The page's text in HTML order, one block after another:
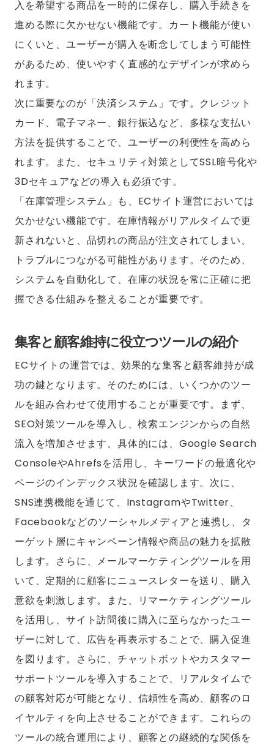
入を希望する商品を一時的に保存し、購入手続きを
進める際に欠かせない機能です。カート機能が使い
にくいと、ユーザーが購入を断念してしまう可能性
があるため、使いやすく直感的なデザインが求めら
れます。
次に重要なのが「決済システム」です。クレジット
カード、電子マネー、銀行振込など、多様な支払い
方法を提供することで、ユーザーの利便性を高めら
れます。また、セキュリティ対策としてSSL暗号化や
3Dセキュアなどの導入も必須です。
「在庫管理システム」も、ECサイト運営においては
欠かせない機能です。在庫情報がリアルタイムで更
新されないと、品切れの商品が注文されてしまい、
トラブルにつながる可能性があります。そのため、
システムを自動化して、在庫の状況を常に正確に把
握できる仕組みを整えることが重要です。
集客と顧客維持に役立つツールの紹介
ECサイトの運営では、効果的な集客と顧客維持が成
功の鍵となります。そのためには、いくつかのツー
ルを組み合わせて使用することが重要です。まず、
SEO対策ツールを導入し、検索エンジンからの自然
流入を増加させます。具体的には、Google Search
ConsoleやAhrefsを活用し、キーワードの最適化や
ページのインデックス状況を確認します。次に、
SNS連携機能を通じて、InstagramやTwitter、
Facebookなどのソーシャルメディアと連携し、タ
ーゲット層にキャンペーン情報や商品の魅力を拡散
します。さらに、メールマーケティングツールを用
いて、定期的に顧客にニュースレターを送り、購入
意欲を刺激します。また、リマーケティングツール
を活用し、サイト訪問後に購入に至らなかったユー
ザーに対して、広告を再表示することで、購入促進
を図ります。さらに、チャットボットやカスタマー
サポートツールを導入することで、リアルタイムで
の顧客対応が可能となり、信頼性を高め、顧客のロ
イヤルティを向上させることができます。これらの
ツールの統合運用により、顧客との継続的な関係を